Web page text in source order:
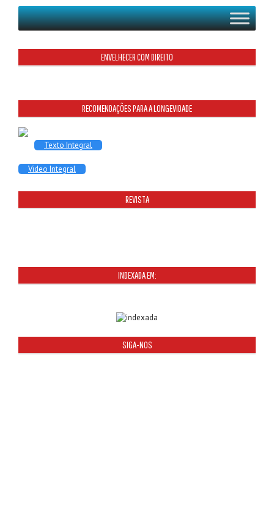
ENVELHECER COM DIREITO
RECOMENDAÇÕES PARA A LONGEVIDADE
Texto Integral
Video Integral
REVISTA
INDEXADA EM:
SIGA-NOS